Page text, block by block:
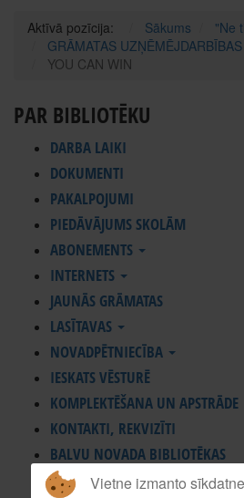
Aktīvā pozīcija: Sākums
"Ne
GRĀMATAS
YOU CAN WIN
PAR BIBLIOTĒKU
DARBA LAIKI
DOKUMENTI
PAKALPOJUMI
PIEDĀVĀJUMS SKOLĀM
ABONEMENTS
INTERNETS
JAUNĀS GRĀMATAS
LASĪTAVAS
NOVADPĒTNIECĪBA
IESKATS VĒSTURĒ
KOMPLEKTĒŠANA UN APSTRĀDE
KONTAKTI, REKVIZĪTI
BALVU NOVADA BIBLIOTĒKAS
ES INFORMĀCIJAS PUNKTS
Vietne izmanto